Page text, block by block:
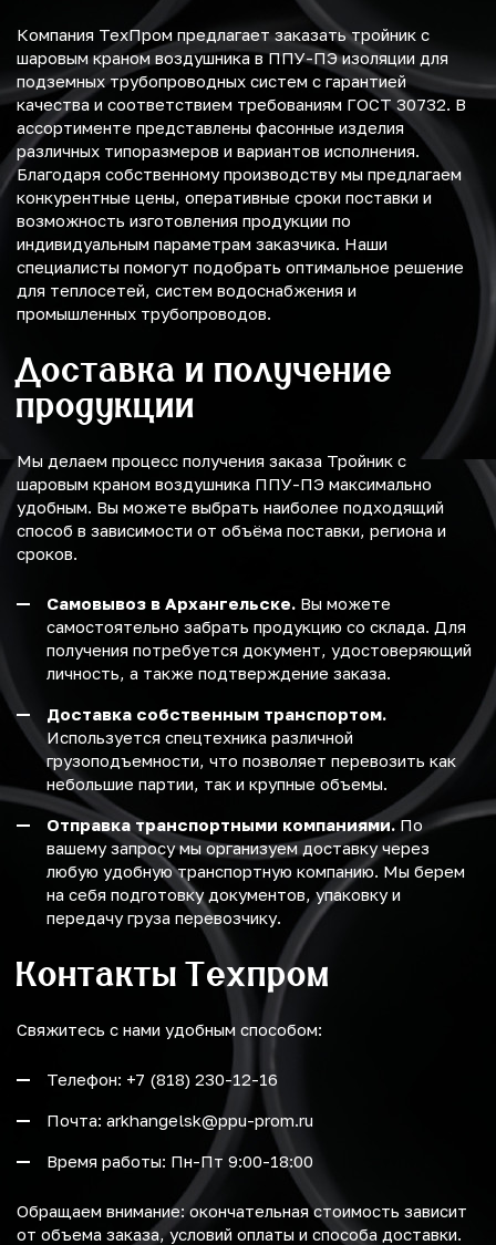
Компания ТехПром предлагает заказать тройник с
шаровым краном воздушника в ППУ-ПЭ изоляции для
подземных трубопроводных систем с гарантией
качества и соответствием требованиям ГОСТ 30732. В
ассортименте представлены фасонные изделия
различных типоразмеров и вариантов исполнения.
Благодаря собственному производству мы предлагаем
конкурентные цены, оперативные сроки поставки и
возможность изготовления продукции по
индивидуальным параметрам заказчика. Наши
специалисты помогут подобрать оптимальное решение
для теплосетей, систем водоснабжения и
промышленных трубопроводов.
Доставка и получение
продукции
Мы делаем процесс получения заказа Тройник с
шаровым краном воздушника ППУ-ПЭ максимально
удобным. Вы можете выбрать наиболее подходящий
способ в зависимости от объёма поставки, региона и
сроков.
Самовывоз в Архангельске. Вы можете
самостоятельно забрать продукцию со склада. Для
получения потребуется документ, удостоверяющий
личность, а также подтверждение заказа.
Доставка собственным транспортом.
Используется спецтехника различной
грузоподъемности, что позволяет перевозить как
небольшие партии, так и крупные объемы.
Отправка транспортными компаниями.По
вашему запросу мы организуем доставку через
любую удобную транспортную компанию. Мы берем
на себя подготовку документов, упаковку и
передачу груза перевозчику.
Контакты Техпром
Свяжитесь с нами удобным способом:
Телефон: +7 (818) 230-12-16
Почта: arkhangelsk@ppu-prom.ru
Время работы: Пн-Пт 9:00-18:00
Обращаем внимание: окончательная стоимость зависит
от объема заказа, условий оплаты и способа доставки.